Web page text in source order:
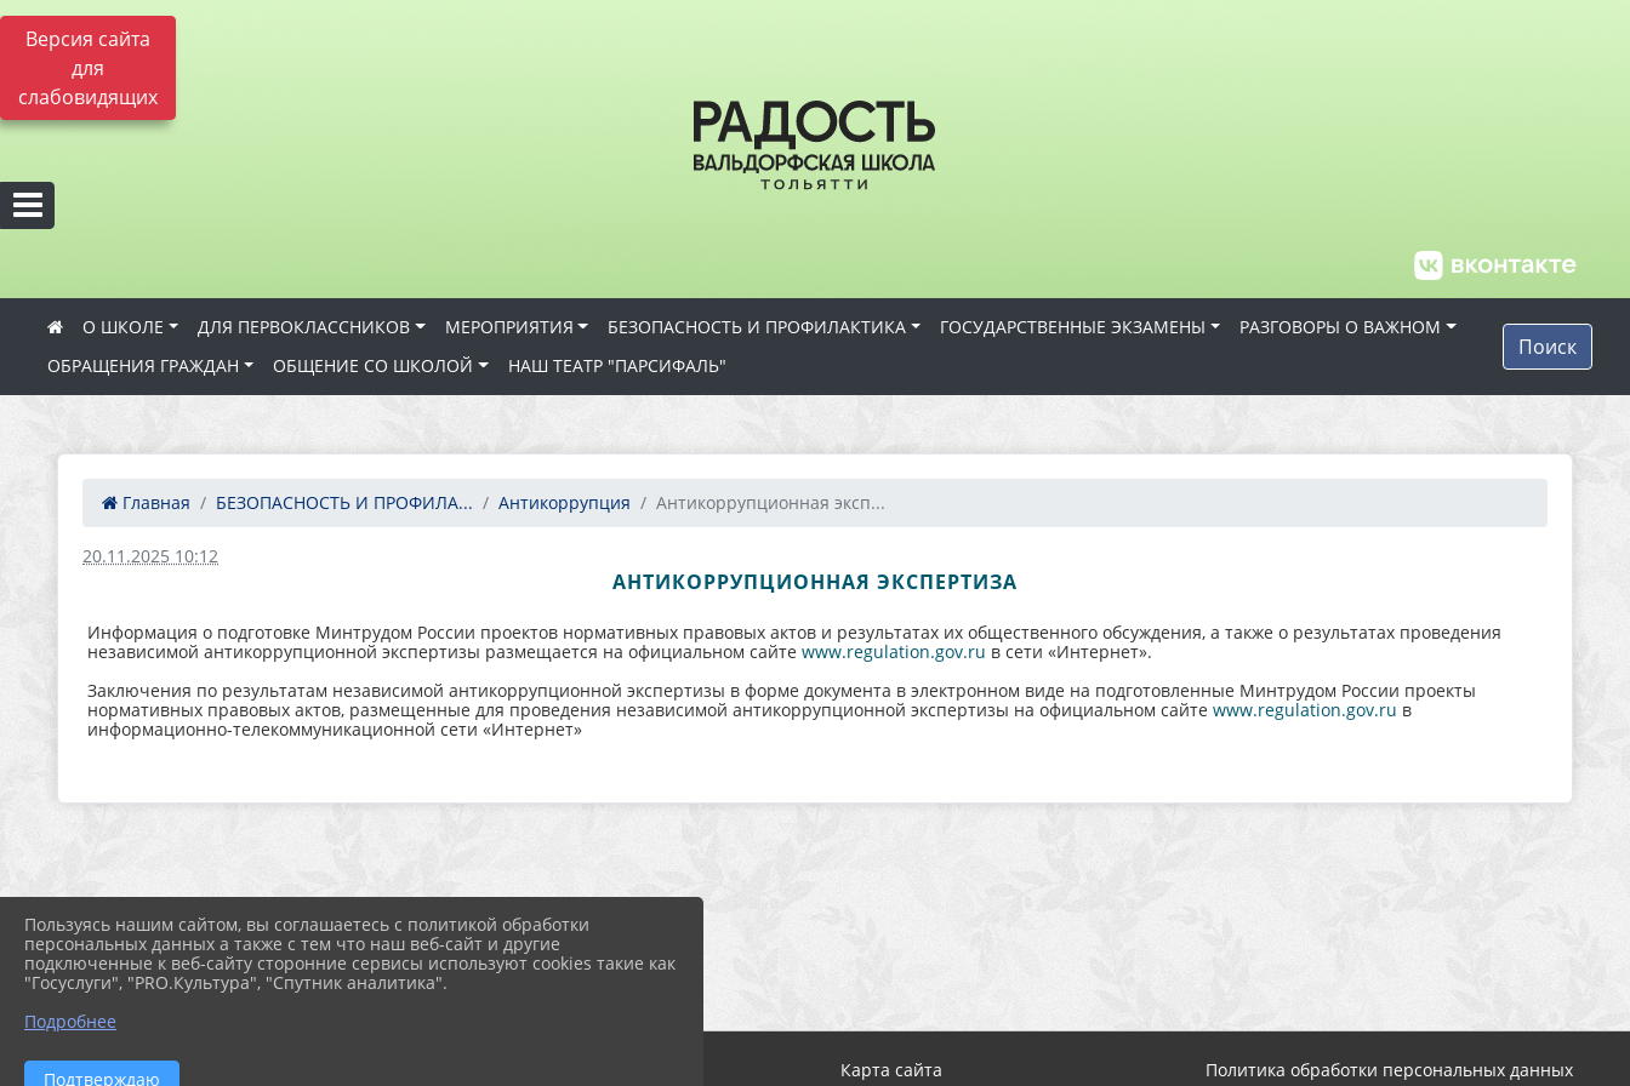
Версия сайта
для
слабовидящих
О ШКОЛЕ ДЛЯ ПЕРВОКЛАССНИКОВ МЕРОПРИЯТИЯ БЕЗОПАСНОСТЬ И ПРОФИЛАКТИКА ГОСУДАРСТВЕННЫЕ ЭКЗАМЕНЫ
РАЗГОВОРЫ О ВАЖНОМ
ОБРАЩЕНИЯ ГРАЖДАН
ОБЩЕНИЕ СО ШКОЛОЙ НАШ ТЕАТР "ПАРСИФАЛЬ"
Поиск
Главная БЕЗОПАСНОСТЬ И ПРОФИЛА... Антикоррупция Антикоррупционная эксп...
20.11.2025 10:12
АНТИКОРРУПЦИОННАЯ ЭКСПЕРТИЗА
Информация о подготовке Минтрудом России проектов нормативных правовых актов и результатах их общественного обсуждения, а также о результатах проведения
независимой антикоррупционной экспертизы размещается на официальном сайте www.regulation.gov.ru в сети «Интернет».
Заключения по результатам независимой антикоррупционной экспертизы в форме документа в электронном виде на подготовленные Минтрудом России проекты
нормативных правовых актов, размещенные для проведения независимой антикоррупционной экспертизы на официальном сайте www.regulation.gov.ru в
информационно-телекоммуникационной сети «Интернет»
2026 г. shkolasadradost.ru Карта сайта Политика обработки персональных данных
Пользуясь нашим сайтом, вы соглашаетесь с политикой обработки
персональных данных а также с тем что наш веб-сайт и другие
подключенные к веб-сайту сторонние сервисы используют cookies такие как
"Госуслуги", "PRO.Культура", "Спутник аналитика".
Подробнее
Подтверждаю